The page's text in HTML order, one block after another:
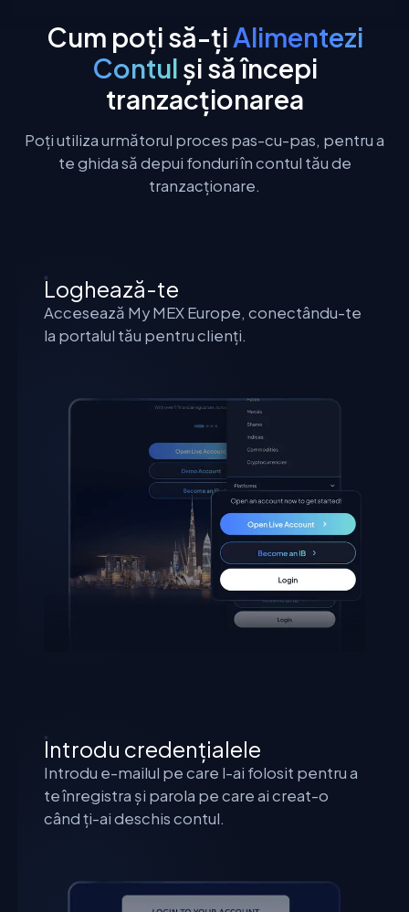
Cum poți să-țiAlimentezi
Contulși să începi
tranzacționarea
Poți utiliza următorul proces pas-cu-pas, pentru a
te ghida să depui fonduri în contul tău de
tranzacționare.
Loghează-te
Accesează My MEX Europe, conectându-te
la portalul tău pentru clienți.
Introdu credențialele
Introdu e-mailul pe care l-ai folosit pentru a
te înregistra și parola pe care ai creat-o
când ți-ai deschis contul.